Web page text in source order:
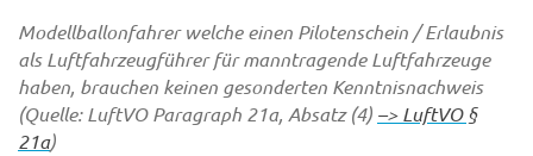
Modellballonfahrer welche einen Pilotenschein / Erlaubnis
als Luftfahrzeugführer für manntragende Luftfahrzeuge
haben, brauchen keinen gesonderten Kenntnisnachweis
(Quelle: LuftVO Paragraph 21a, Absatz (4) –> LuftVO §
21a)